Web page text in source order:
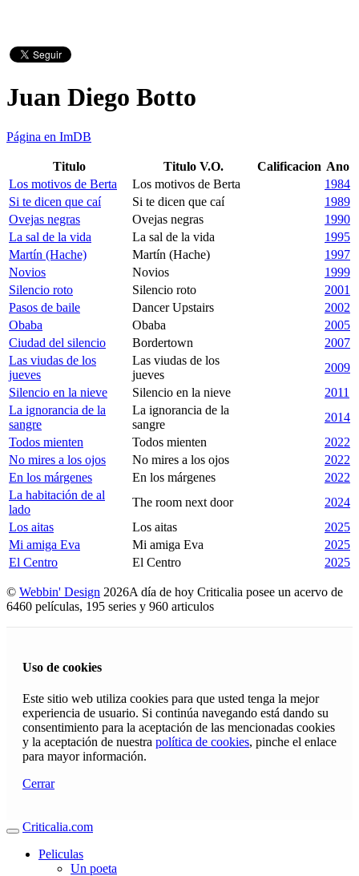
Juan Diego Botto
Página en ImDB
Titulo Titulo V.O. Calificacion Ano
Los motivos de Berta
Los motivos de Berta
1984
Si te dicen que caí
Si te dicen que caí
1989
Ovejas negras
Ovejas negras
1990
La sal de la vida
La sal de la vida
1995
Martín (Hache)
Martín (Hache)
1997
Novios
Novios
1999
Silencio roto
Silencio roto
2001
Pasos de baile
Dancer Upstairs
2002
Obaba
Obaba
2005
Ciudad del silencio
Bordertown
2007
Las viudas de los
jueves
Las viudas de los
jueves
2009
Silencio en la nieve
Silencio en la nieve
2011
La ignorancia de la
sangre
La ignorancia de la
sangre
2014
Todos mienten
Todos mienten
2022
No mires a los ojos
No mires a los ojos
2022
En los márgenes
En los márgenes
2022
La habitación de al
lado
The room next door
2024
Los aitas
Los aitas
2025
Mi amiga Eva
Mi amiga Eva
2025
El Centro
El Centro 2025
© Webbin' Design 2026A día de hoy Criticalia posee un acervo de
6460 películas, 195 series y 960 articulos
Uso de cookies
Este sitio web utiliza cookies para que usted tenga la mejor
experiencia de usuario. Si continúa navegando está dando su
consentimiento para la aceptación de las mencionadas cookies
y la aceptación de nuestra política de cookies, pinche el enlace
para mayor información.
Cerrar
Criticalia.com
Peliculas
Un poeta